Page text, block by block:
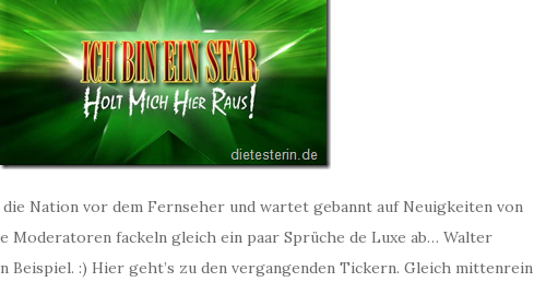
Nation vor dem Fernseher und wartet gebannt auf Neuigkeiten von
Moderatoren fackeln gleich ein paar Sprüche de Luxe ab… Walter
Beispiel. :) Hier geht’s zu den vergangenden Tickern. Gleich mittenrein